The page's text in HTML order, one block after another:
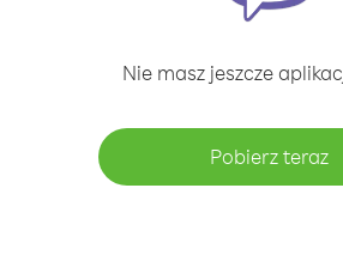
Nie masz jeszcze
Pobierz teraz